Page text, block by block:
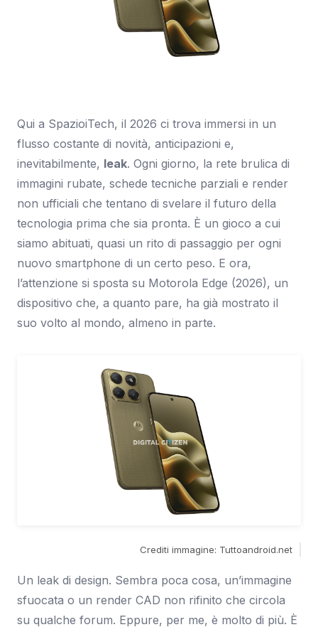
Qui a SpazioiTech, il 2026 ci trova immersi in un
flusso costante di novità, anticipazioni e,
inevitabilmente, leak. Ogni giorno, la rete brulica di
immagini rubate, schede tecniche parziali e render
non ufficiali che tentano di svelare il futuro della
tecnologia prima che sia pronta. È un gioco a cui
siamo abituati, quasi un rito di passaggio per ogni
nuovo smartphone di un certo peso. E ora,
l’attenzione si sposta su Motorola Edge (2026), un
dispositivo che, a quanto pare, ha già mostrato il
suo volto al mondo, almeno in parte.
Crediti immagine: Tuttoandroid.net
Un leak di design. Sembra poca cosa, un’immagine
sfuocata o un render CAD non rifinito che circola
su qualche forum. Eppure, per me, è molto di più. È